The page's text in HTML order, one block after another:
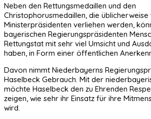
Neben den Rettungsmedaillen und den
Christophorusmedaillen, die
Ministerpräsidenten verliehen werden,
bayerischen Regierungspräsidenten
Rettungstat mit sehr viel Umsicht und
haben, in Form einer öffentlichen
Davon nimmt Niederbayerns
Haselbeck Gebrauch. Mit der
möchte Haselbeck den zu Ehrenden
zeigen, wie sehr ihr Einsatz für ihre
wird.